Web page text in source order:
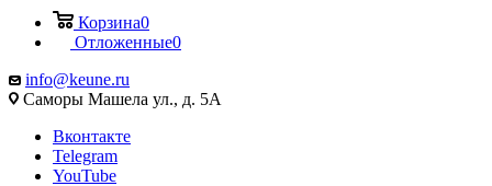
Корзина0
Отложенные0
info@keune.ru
Саморы Машела ул., д. 5А
Вконтакте
Telegram
YouTube